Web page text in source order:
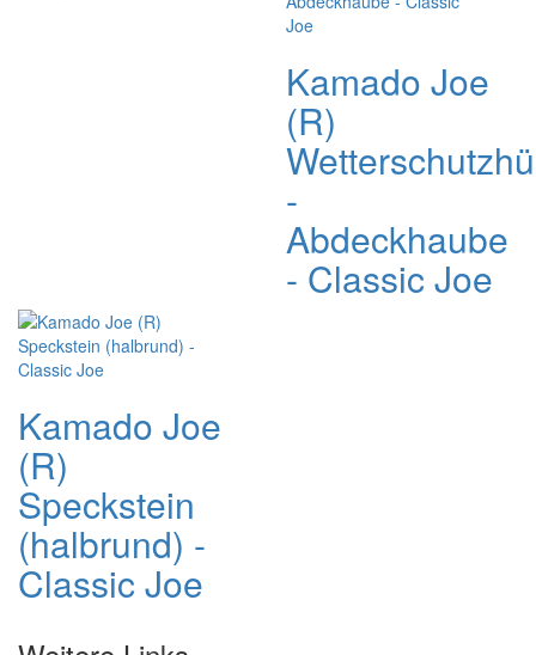
Kamado Joe
(R)
-
Abdeckhaube
- Classic Joe
Kamado Joe
(R)
Speckstein
(halbrund) -
Classic Joe